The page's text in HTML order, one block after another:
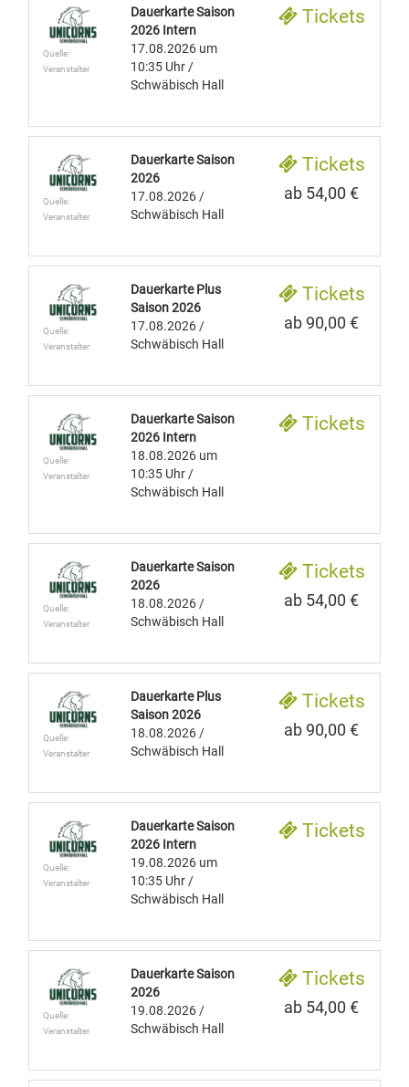
Quelle:
Veranstalter
Dauerkarte Saison
2026 Intern
17.08.2026 um
10:35 Uhr /
Schwäbisch Hall
Tickets
Quelle:
Veranstalter
Dauerkarte Saison
2026
17.08.2026 /
Schwäbisch Hall
Tickets
ab 54,00 €
Quelle:
Veranstalter
Dauerkarte Plus
Saison 2026
17.08.2026 /
Schwäbisch Hall
Tickets
ab 90,00 €
Quelle:
Veranstalter
Dauerkarte Saison
2026 Intern
18.08.2026 um
10:35 Uhr /
Schwäbisch Hall
Tickets
Quelle:
Veranstalter
Dauerkarte Saison
2026
18.08.2026 /
Schwäbisch Hall
Tickets
ab 54,00 €
Quelle:
Veranstalter
Dauerkarte Plus
Saison 2026
18.08.2026 /
Schwäbisch Hall
Tickets
ab 90,00 €
Quelle:
Veranstalter
Dauerkarte Saison
2026 Intern
19.08.2026 um
10:35 Uhr /
Schwäbisch Hall
Tickets
Quelle:
Veranstalter
Dauerkarte Saison
2026
19.08.2026 /
Schwäbisch Hall
Tickets
ab 54,00 €